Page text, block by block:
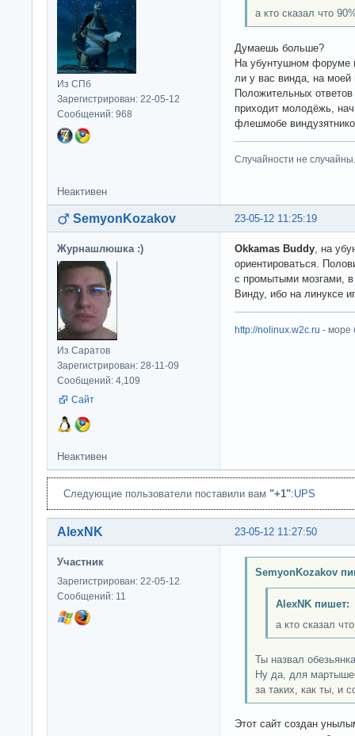
Из СПб
Зарегистрирован: 22-05-12
Сообщений: 968
а кто сказал что
Думаешь больше?
На убунтушном форуме
ли у вас винда, на
Положительных
приходит молодёжь,
флешмобе
Случайности не случайны.
Неактивен
23-05-12 11:25:19
SemyonKozakov
Журнашлюшка :)
Из Саратов
Зарегистрирован: 28-11-09
Сообщений: 4,109
Сайт
Okkamas Buddy , на
ориентироваться.
с промытыми мозгами,
Винду, ибо на линуксе
http://nolinux.w2c.ru - море
Неактивен
Следующие пользователи поставили вам "+1":UPS
23-05-12 11:27:50
AlexNK
Участник
Зарегистрирован: 22-05-12
Сообщений: 11
SemyonKozakov
AlexNK пишет:
а кто сказал
Ты назвал
Ну да, для
за таких, как ты, и
Этот сайт создан